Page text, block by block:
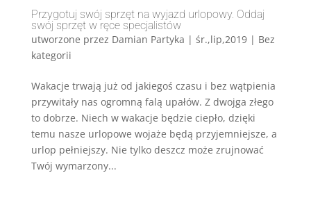
Przygotuj swój sprzęt na wyjazd urlopowy. Oddaj
swój sprzęt w ręce specjalistów
utworzone przez Damian Partyka | śr.,lip,2019| Bez
kategorii
Wakacje trwają już od jakiegoś czasu i bez wątpienia
przywitały nas ogromną falą upałów. Z dwojga złego
to dobrze. Niech w wakacje będzie ciepło, dzięki
temu nasze urlopowe wojaże będą przyjemniejsze, a
urlop pełniejszy. Nie tylko deszcz może zrujnować
Twój wymarzony...